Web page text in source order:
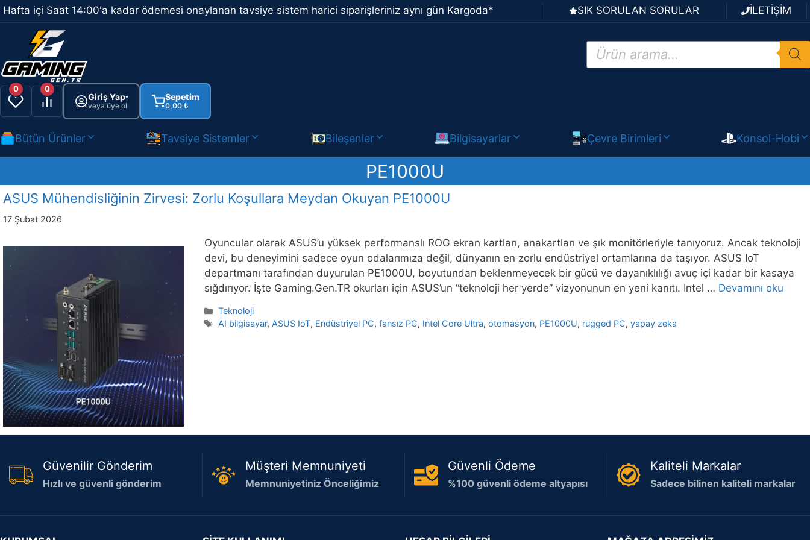
İçeriğe
atla
Hafta içi Saat 14:00'a kadar ödemesi onaylanan tavsiye sistem harici siparişleriniz aynı gün Kargoda* SIK SORULAN SORULAR İLETİŞİM
Products
search
0 0
Giriş Yap▾
veya üye ol
Sepetim
0,00 ₺
Bütün Ürünler Tavsiye Sistemler Bileşenler Bilgisayarlar Çevre Birimleri Konsol-Hobi
PE1000U
ASUS Mühendisliğinin Zirvesi: Zorlu Koşullara Meydan Okuyan PE1000U
17 Şubat 2026
Oyuncular olarak ASUS’u yüksek performanslı ROG ekran kartları, anakartları ve şık monitörleriyle tanıyoruz. Ancak teknoloji
devi, bu deneyimini sadece oyun odalarımıza değil, dünyanın en zorlu endüstriyel ortamlarına da taşıyor. ASUS IoT
departmanı tarafından duyurulan PE1000U, boyutundan beklenmeyecek bir gücü ve dayanıklılığı avuç içi kadar bir kasaya
sığdırıyor. İşte Gaming.Gen.TR okurları için ASUS’un “teknoloji her yerde” vizyonunun en yeni kanıtı. Intel … Devamını oku
Kategoriler
Teknoloji
Etiketler
AI bilgisayar, ASUS IoT, Endüstriyel PC,fansız PC, Intel Core Ultra,otomasyon, PE1000U, rugged PC,yapay zeka
Güvenilir Gönderim
Hızlı ve güvenli gönderim
Müşteri Memnuniyeti
Memnuniyetiniz Önceliğimiz
Güvenli Ödeme
%100 güvenli ödeme altyapısı
Kaliteli Markalar
Sadece bilinen kaliteli markalar